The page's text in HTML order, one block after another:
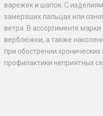
варежек и шапок. С
замерзших пальцах или
ветра. В ассортименте
верблюжки, а также
при обострении
профилактики неприятных